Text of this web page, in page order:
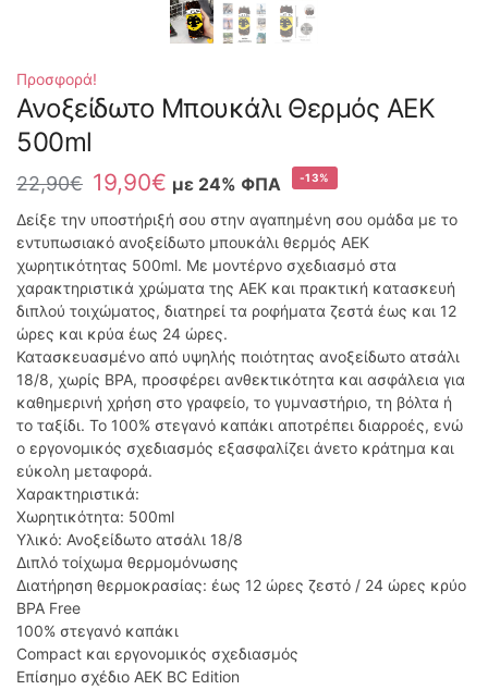
Προσφορά!
Ανοξείδωτο Μπουκάλι Θερμός ΑΕΚ
500ml
22,90€ 19,90€ με 24% ΦΠΑ -13%
Δείξε την υποστήριξή σου στην αγαπημένη σου ομάδα με το
εντυπωσιακό ανοξείδωτο μπουκάλι θερμός ΑΕΚ
χωρητικότητας 500ml. Με μοντέρνο σχεδιασμό στα
χαρακτηριστικά χρώματα της ΑΕΚ και πρακτική κατασκευή
διπλού τοιχώματος, διατηρεί τα ροφήματα ζεστά έως και 12
ώρες και κρύα έως 24 ώρες.
Κατασκευασμένο από υψηλής ποιότητας ανοξείδωτο ατσάλι
18/8, χωρίς BPA, προσφέρει ανθεκτικότητα και ασφάλεια για
καθημερινή χρήση στο γραφείο, το γυμναστήριο, τη βόλτα ή
το ταξίδι. Το 100% στεγανό καπάκι αποτρέπει διαρροές, ενώ
ο εργονομικός σχεδιασμός εξασφαλίζει άνετο κράτημα και
εύκολη μεταφορά.
Χαρακτηριστικά:
Χωρητικότητα: 500ml
Υλικό: Ανοξείδωτο ατσάλι 18/8
Διπλό τοίχωμα θερμομόνωσης
Διατήρηση θερμοκρασίας: έως 12 ώρες ζεστό / 24 ώρες κρύο
BPA Free
100% στεγανό καπάκι
Compact και εργονομικός σχεδιασμός
Επίσημο σχέδιο ΑΕΚ BC Edition